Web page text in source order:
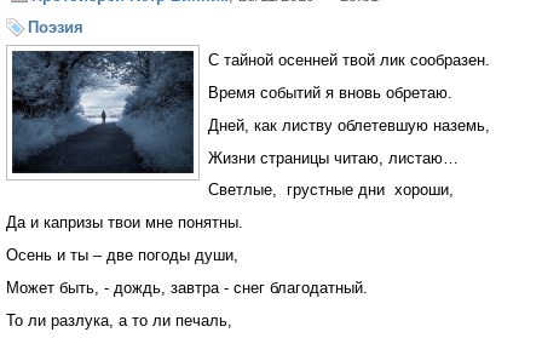
Поэзия
С тайной осенней твой лик сообразен.
Время событий я вновь обретаю.
Дней, как листву облетевшую наземь,
Жизни страницы читаю, листаю…
Светлые, грустные дни хороши,
Да и капризы твои мне понятны.
Осень и ты – две погоды души,
Может быть, - дождь, завтра - снег благодатный.
То ли разлука, а то ли печаль,